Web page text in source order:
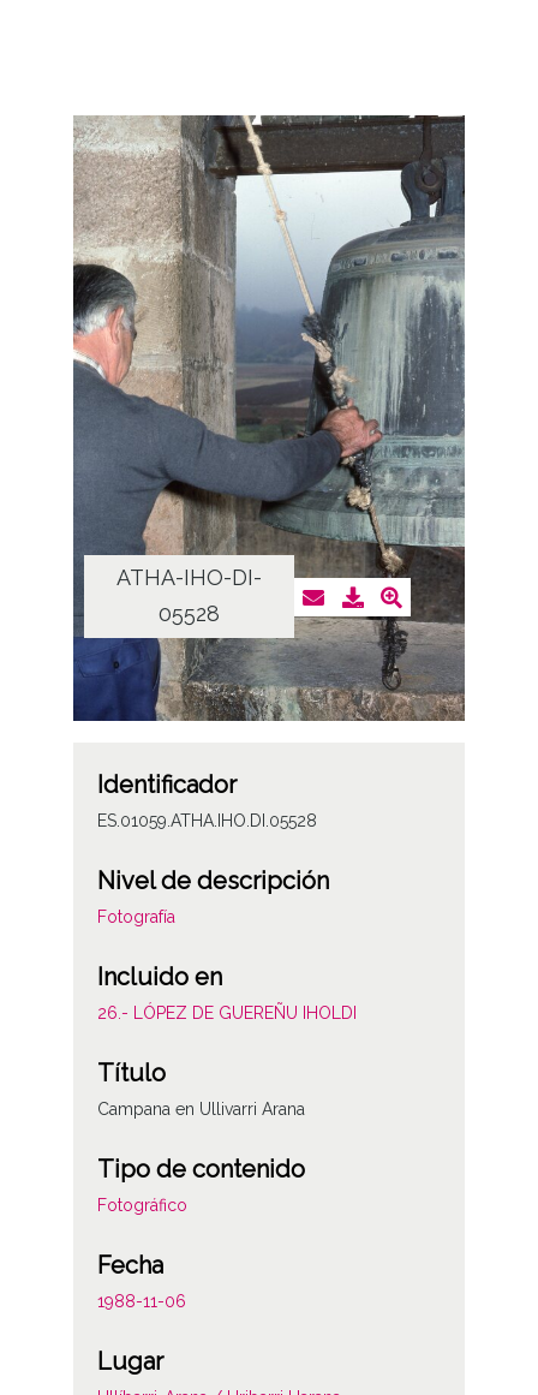
ATHA-IHO-DI-
05528
Identificador
ES.01059.ATHA.IHO.DI.05528
Nivel de descripción
Fotografía
Incluido en
26.- LÓPEZ DE GUEREÑU IHOLDI
Título
Campana en Ullivarri Arana
Tipo de contenido
Fotográfico
Fecha
1988-11-06
Lugar